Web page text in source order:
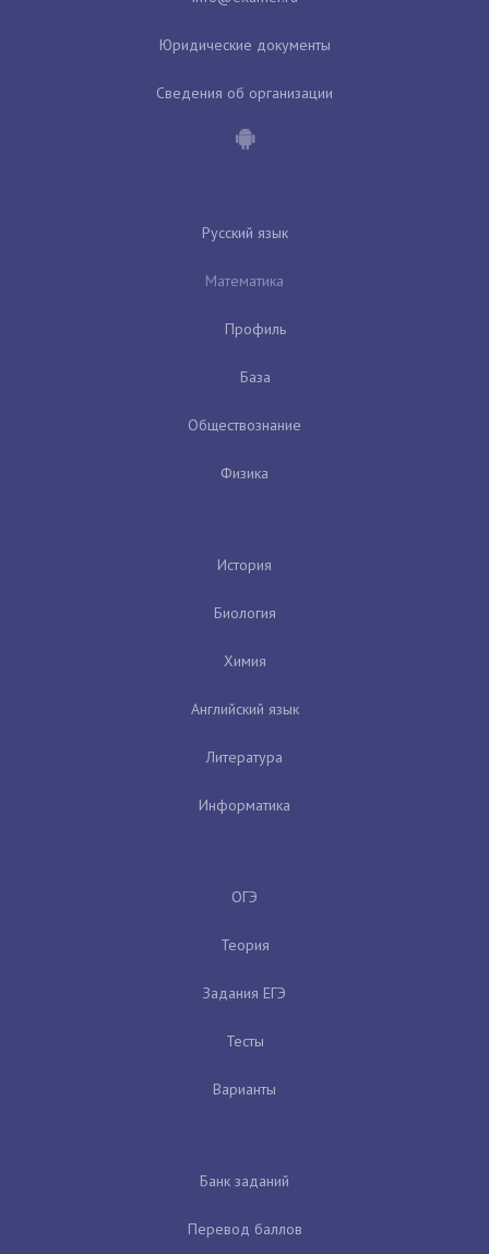
Юридические документы
Сведения об организации
Русский язык
Математика
Профиль
База
Обществознание
Физика
История
Биология
Химия
Английский язык
Литература
Информатика
ОГЭ
Теория
Задания ЕГЭ
Тесты
Варианты
Банк заданий
Перевод баллов